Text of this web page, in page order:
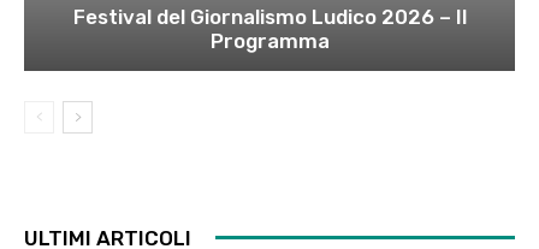
Festival del Giornalismo Ludico 2026 – Il
Programma
ULTIMI ARTICOLI